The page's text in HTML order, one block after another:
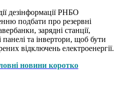
дезінформації РНБО
подбати про резервні
зарядні станції,
панелі та інвертори, щоб бути
відключень електроенергії.
новини коротко